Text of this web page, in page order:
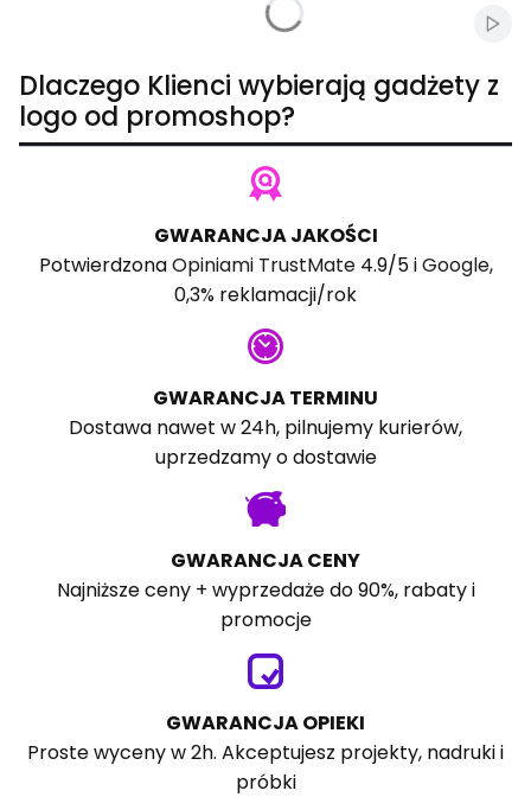
Dlaczego Klienci wybierają gadżety z
logo od promoshop?
GWARANCJA JAKOŚCI
PotwierdzonaOpiniami TrustMate4.9/5 iGoogle,
0,3% reklamacji/rok
GWARANCJA TERMINU
Dostawa nawet w 24h, pilnujemy kurierów,
uprzedzamy o dostawie
GWARANCJA CENY
Najniższe ceny + wyprzedaże do 90%, rabaty i
promocje
GWARANCJA OPIEKI
Proste wyceny w 2h. Akceptujesz projekty, nadruki i
próbki